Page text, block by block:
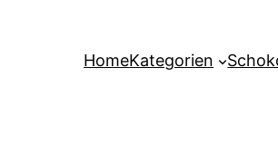
HomeKategorien